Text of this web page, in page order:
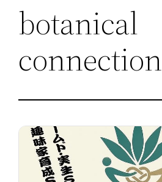
botanical
connection